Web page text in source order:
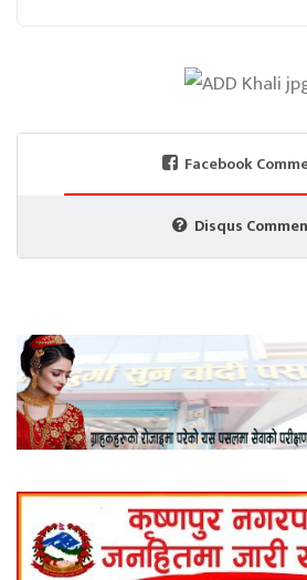
Facebook
Disqus